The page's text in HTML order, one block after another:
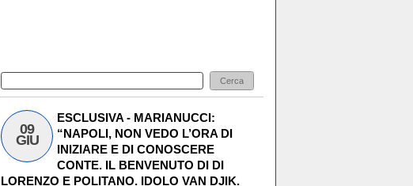
09
GIU
ESCLUSIVA - MARIANUCCI:
“NAPOLI, NON VEDO L’ORA DI
INIZIARE E DI CONOSCERE
CONTE. IL BENVENUTO DI DI
LORENZO E POLITANO. IDOLO VAN DJIK.